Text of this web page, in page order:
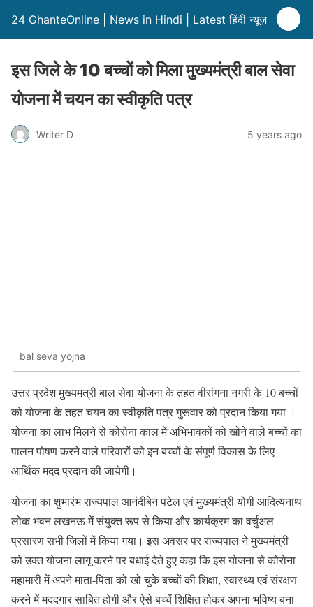
24 GhanteOnline | News in Hindi | Latest हिंदी न्यूज़
इस जिले के 10 बच्चों को मिला मुख्यमंत्री बाल सेवा
योजना में चयन का स्वीकृति पत्र
Writer D 5 years ago
bal seva yojna
उत्तर प्रदेश मुख्यमंत्री बाल सेवा योजना के तहत वीरांगना नगरी के 10 बच्चों
को योजना के तहत चयन का स्वीकृति पत्र गुरूवार को प्रदान किया गया ।
योजना का लाभ मिलने से कोरोना काल में अभिभावकों को खोने वाले बच्चों का
पालन पोषण करने वाले परिवारों को इन बच्चों के संपूर्ण विकास के लिए
आर्थिक मदद प्रदान की जायेगी।
योजना का शुभारंभ राज्यपाल आनंदीबेन पटेल एवं मुख्यमंत्री योगी आदित्यनाथ
लोक भवन लखनऊ में संयुक्त रूप से किया और कार्यक्रम का वर्चुअल
प्रसारण सभी जिलों में किया गया। इस अवसर पर राज्यपाल ने मुख्यमंत्री
को उक्त योजना लागू करने पर बधाई देते हुए कहा कि इस योजना से कोरोना
महामारी में अपने माता-पिता को खो चुके बच्चों की शिक्षा, स्वास्थ्य एवं संरक्षण
करने में मददगार साबित होगी और ऐसे बच्चें शिक्षित होकर अपना भविष्य बना